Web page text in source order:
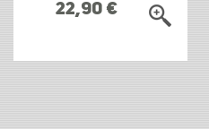
22,90 €